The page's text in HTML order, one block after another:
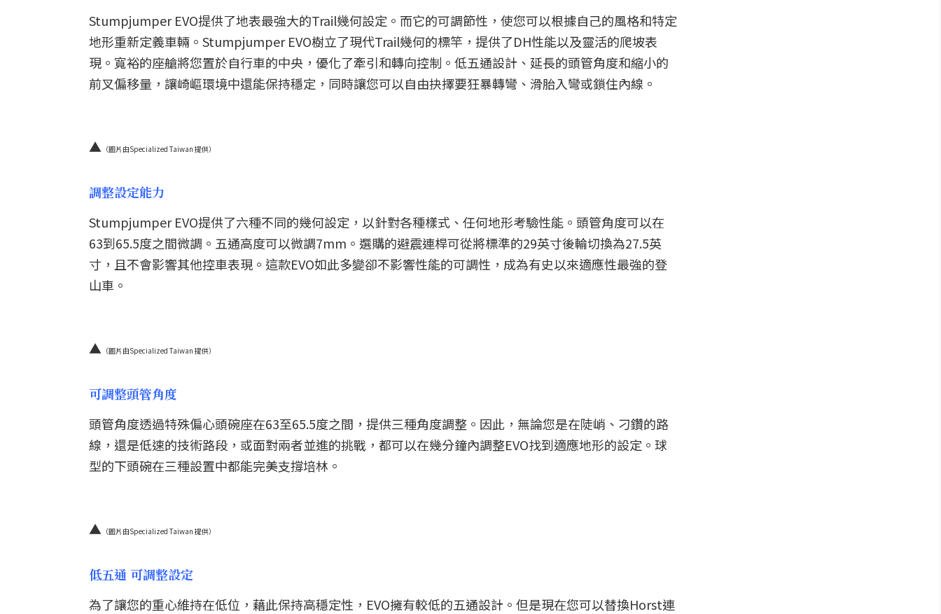
Stumpjumper EVO提供了地表最強大的Trail幾何設定。而它的可調節性，使您可以根據自己的風格和特定
地形重新定義車輛。Stumpjumper EVO樹立了現代Trail幾何的標竿，提供了DH性能以及靈活的爬坡表
現。寬裕的座艙將您置於自行車的中央，優化了牽引和轉向控制。低五通設計、延長的頭管角度和縮小的
前叉偏移量，讓崎嶇環境中還能保持穩定，同時讓您可以自由抉擇要狂暴轉彎、滑胎入彎或鎖住內線。
▲ （圖片由Specialized Taiwan 提供）
調整設定能力
Stumpjumper EVO提供了六種不同的幾何設定，以針對各種樣式、任何地形考驗性能。頭管角度可以在
63到65.5度之間微調。五通高度可以微調7mm。選購的避震連桿可從將標準的29英寸後輪切換為27.5英
寸，且不會影響其他控車表現。這款EVO如此多變卻不影響性能的可調性，成為有史以來適應性最強的登
山車。
▲ （圖片由Specialized Taiwan 提供）
可調整頭管角度
頭管角度透過特殊偏心頭碗座在63至65.5度之間，提供三種角度調整。因此，無論您是在陡峭、刁鑽的路
線，還是低速的技術路段，或面對兩者並進的挑戰，都可以在幾分鐘內調整EVO找到適應地形的設定。球
型的下頭碗在三種設置中都能完美支撐培林。
▲ （圖片由Specialized Taiwan 提供）
低五通 可調整設定
為了讓您的重心維持在低位，藉此保持高穩定性，EVO擁有較低的五通設計。但是現在您可以替換Horst連